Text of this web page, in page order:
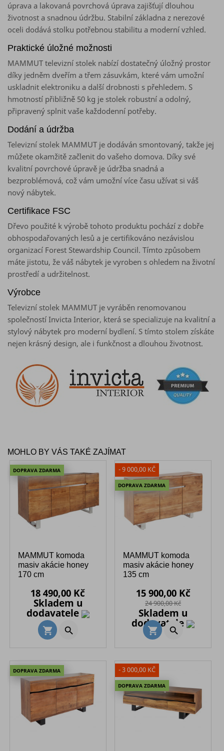
úprava a lakovaná povrchová úprava zajišťují dlouhou
životnost a snadnou údržbu. Stabilní základna z nerezové
oceli dodává stolku potřebnou stabilitu a moderní vzhled.
Praktické úložné možnosti
MAMMUT televizní stolek nabízí dostatečný úložný prostor
díky jedněm dveřím a třem zásuvkám, které vám umožní
uskladnit elektroniku a další drobnosti s přehledem. S
hmotností přibližně 50 kg je stolek robustní a odolný,
připravený splnit vaše každodenní potřeby.
Dodání a údržba
Televizní stolek MAMMUT je dodáván smontovaný, takže jej
můžete okamžitě začlenit do vašeho domova. Díky své
kvalitní povrchové úpravě je údržba snadná a
bezproblémová, což vám umožní více času užívat si váš
nový nábytek.
Certifikace FSC
Dřevo použité k výrobě tohoto produktu pochází z dobře
obhospodařovaných lesů a je certifikováno nezávislou
organizací Forest Stewardship Council. Tímto způsobem
máte jistotu, že váš nábytek je vyroben s ohledem na životní
prostředí a udržitelnost.
Výrobce
Televizní stolek MAMMUT je vyráběn renomovanou
společností Invicta Interior, která se specializuje na kvalitní a
stylový nábytek pro moderní bydlení. S tímto stolem získáte
nejen krásný design, ale i funkčnost a dlouhou životnost.
MOHLO BY VÁS TAKÉ ZAJÍMAT
DOPRAVA ZDARMA
MAMMUT komoda
masiv akácie honey
170 cm
Cena
18 490,00 Kč
Skladem u
dodavatele
shopping_cart 
DOPRAVA ZDARMA
MAMMUT komoda
masiv akácie honey
135 cm
Běžná
cena
- 9 000,00 KČ
Cena
15 900,00 KčBěžná
24 900,00 Kč
Skladem u
dodavatele
shopping_cart 
DOPRAVA ZDARMA
DOPRAVA ZDARMA
- 3 000,00 KČ